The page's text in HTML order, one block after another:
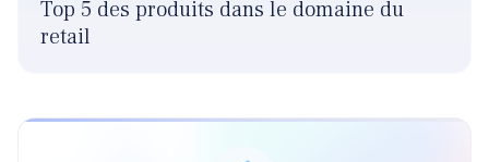
Top 5 des produits dans le domaine du
retail